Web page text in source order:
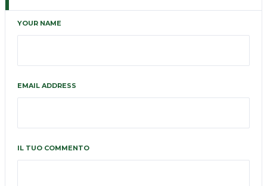
YOUR NAME
EMAIL ADDRESS
IL TUO COMMENTO